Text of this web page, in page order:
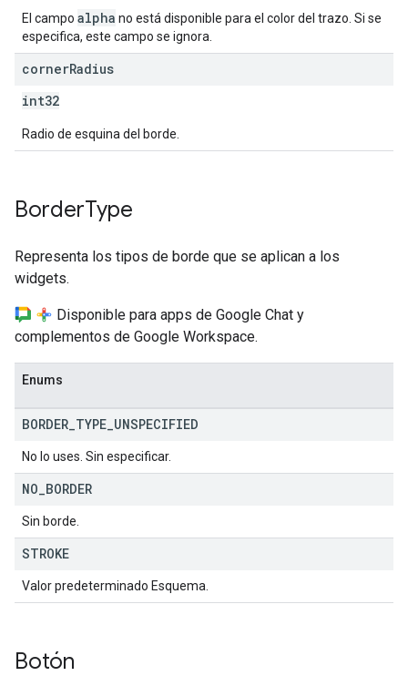
El campo alpha no está disponible para el color del trazo. Si se
especifica, este campo se ignora.
cornerRadius
int32
Radio de esquina del borde.
BorderType
Representa los tipos de borde que se aplican a los
widgets.
Disponible para apps de Google Chat y
complementos de Google Workspace.
Enums
BORDER TYPE UNSPECIFIED
No lo uses. Sin especificar.
NO BORDER
Sin borde.
STROKE
Valor predeterminado Esquema.
Botón